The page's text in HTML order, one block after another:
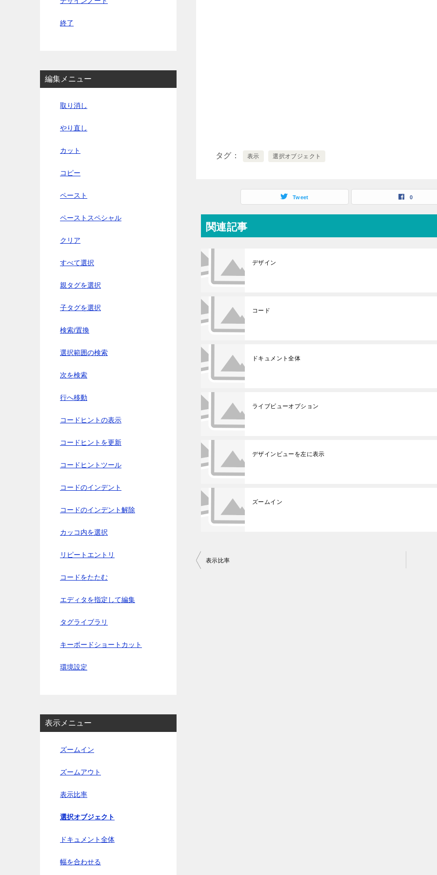
タグ 表示 選択オブジェクト
Tweet 0
関連記事
デザイン
コード
ドキュメント全体
ライブビューオプション
デザインビューを左に表示
ズームイン
投表示比率
終了
編集メニュー
取り消し
やり直し
カット
コピー
ペースト
ペーストスペシャル
クリア
すべて選択
親タグを選択
子タグを選択
検索/置換
選択範囲の検索
次を検索
行へ移動
コードヒントの表示
コードヒントを更新
コードヒントツール
コードのインデント
コードのインデント解除
カッコ内を選択
リピートエントリ
コードをたたむ
エディタを指定して編集
タグライブラリ
キーボードショートカット
環境設定
表示メニュー
ズームイン
ズームアウト
表示比率
選択オブジェクト
ドキュメント全体
幅を合わせる